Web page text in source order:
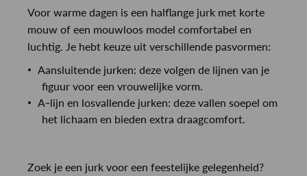
Voor warme dagen is een halflange jurk met korte
mouw of een mouwloos model comfortabel en
luchtig. Je hebt keuze uit verschillende pasvormen:
Aansluitende jurken: deze volgen de lijnen van je
figuur voor een vrouwelijke vorm.
A-lijn en losvallende jurken: deze vallen soepel om
het lichaam en bieden extra draagcomfort.
Zoek je een jurk voor een feestelijke gelegenheid?